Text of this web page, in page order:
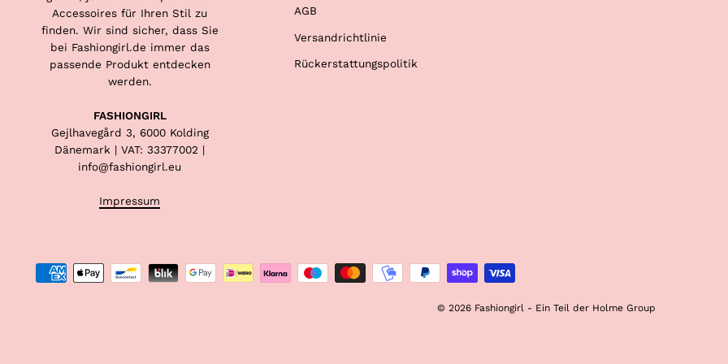
Accessoires für Ihren Stil zu
finden. Wir sind sicher, dass Sie
bei Fashiongirl.de immer das
passende Produkt entdecken
werden.
FASHIONGIRL
Gejlhavegård 3, 6000 Kolding
Dänemark | VAT: 33377002 |
info@fashiongirl.eu
Impressum
AGB
Versandrichtlinie
Rückerstattungspolitik
© 2026 Fashiongirl - Ein Teil der Holme Group